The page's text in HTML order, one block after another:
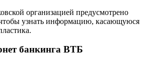
организацией предусмотрено
узнать информацию, касающуюся
банкинга ВТБ